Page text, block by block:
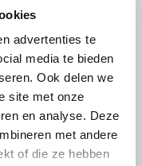
advertenties te
media te bieden
Ook delen we
site met onze
en analyse. Deze
met andere
of die ze hebben
concentreren dan op
werd positief beïnvloed
de onderliggende
positief beïnvloed.
Aeris Swopper
met een zit-